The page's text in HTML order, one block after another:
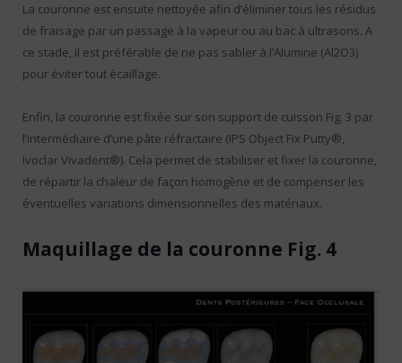
La couronne est ensuite nettoyée afin d’éliminer tous les résidus
de fraisage par un passage à la vapeur ou au bac à ultrasons. A
ce stade, il est préférable de ne pas sabler à l’Alumine (Al2O3)
pour éviter tout écaillage.
Enfin, la couronne est fixée sur son support de cuisson Fig. 3 par
l’intermédiaire d’une pâte réfractaire (IPS Object Fix Putty®,
Ivoclar Vivadent®). Cela permet de stabiliser et fixer la couronne,
de répartir la chaleur de façon homogène et de compenser les
éventuelles variations dimensionnelles des matériaux.
Maquillage de la couronne Fig. 4